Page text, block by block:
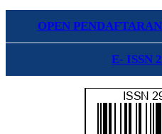
OPEN
E- ISSN